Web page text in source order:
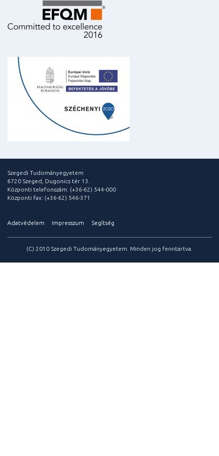
Szegedi Tudományegyetem
6720 Szeged, Dugonics tér 13.
Központi telefonszám: (+36-62) 544-000
Központi fax: (+36-62) 546-371
Adatvédelem Impresszum Segítség
(C) 2010 Szegedi Tudományegyetem. Minden jog fenntartva.